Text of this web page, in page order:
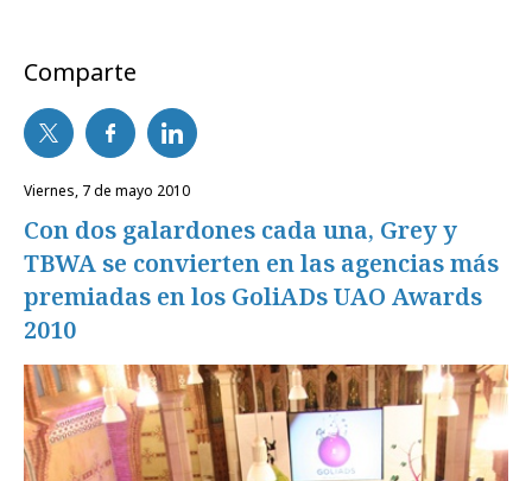
Comparte
viernes, 7 de mayo 2010
Con dos galardones cada una, Grey y
TBWA se convierten en las agencias más
premiadas en los GoliADs UAO Awards
2010